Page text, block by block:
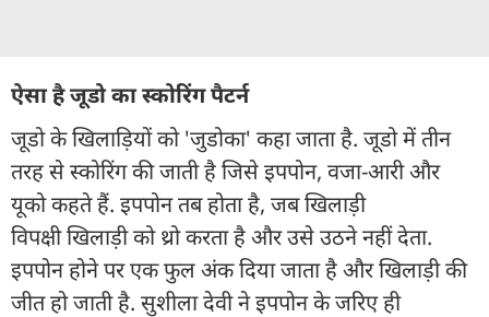
ऐसा है जूडो का स्कोरिंग पैटर्न
जूडो के खिलाड़ियों को 'जुडोका' कहा जाता है. जूडो में तीन
तरह से स्कोरिंग की जाती है जिसे इपपोन, वजा-आरी और
यूको कहते हैं. इपपोन तब होता है, जब खिलाड़ी
विपक्षी खिलाड़ी को थ्रो करता है और उसे उठने नहीं देता.
इपपोन होने पर एक फुल अंक दिया जाता है और खिलाड़ी की
जीत हो जाती है. सुशीला देवी ने इपपोन के जरिए ही